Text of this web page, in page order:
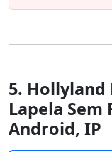
5.
Lapela Sem
Android, IP